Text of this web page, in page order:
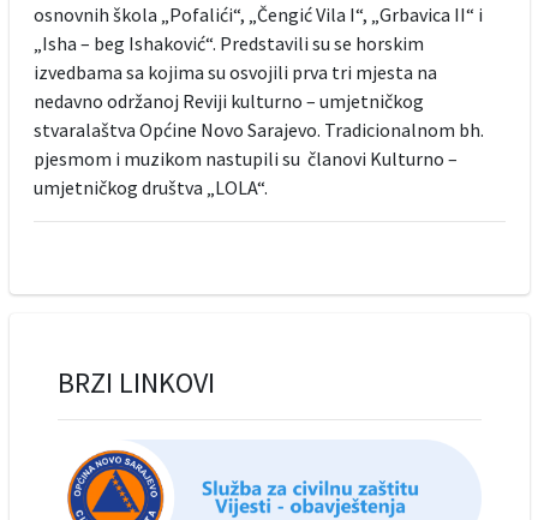
osnovnih škola „Pofalići“, „Čengić Vila I“, „Grbavica II“ i
„Isha – beg Ishaković“. Predstavili su se horskim
izvedbama sa kojima su osvojili prva tri mjesta na
nedavno održanoj Reviji kulturno – umjetničkog
stvaralaštva Općine Novo Sarajevo. Tradicionalnom bh.
pjesmom i muzikom nastupili su članovi Kulturno –
umjetničkog društva „LOLA“.
BRZI LINKOVI